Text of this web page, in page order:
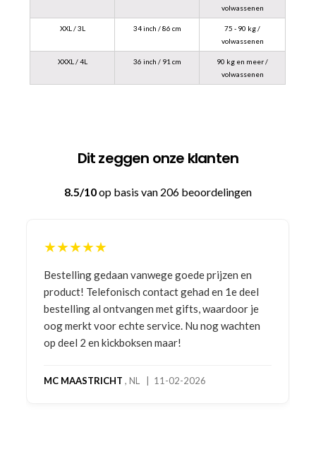
volwassenen
XXL / 3L 34 inch / 86 cm
75 - 90 kg /
volwassenen
XXXL / 4L 36 inch / 91 cm
90 kg en meer /
volwassenen
Dit zeggen onze klanten
8.5/10op basis van 206 beoordelingen
★★★★★
Bestelling gedaan vanwege goede prijzen en
product! Telefonisch contact gehad en 1e deel
bestelling al ontvangen met gifts, waardoor je
oog merkt voor echte service. Nu nog wachten
op deel 2 en kickboksen maar!
MC MAASTRICHT , NL | 11-02-2026